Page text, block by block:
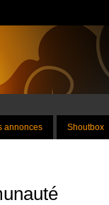
annonces Shoutbox